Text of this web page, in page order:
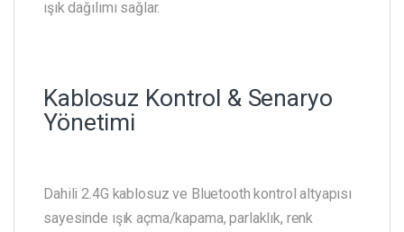
ışık dağılımı sağlar.
Kablosuz Kontrol & Senaryo
Yönetimi
Dahili 2.4G kablosuz ve Bluetooth kontrol altyapısı
sayesinde ışık açma/kapama, parlaklık, renk